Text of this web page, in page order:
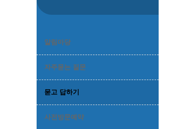
알림마당
자주묻는 질문
묻고 답하기
사전방문예약